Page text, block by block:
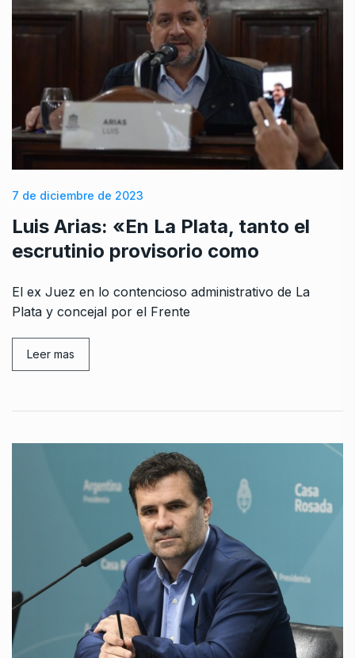
7 de diciembre de 2023
Luis Arias: «En La Plata, tanto el
escrutinio provisorio como
El ex Juez en lo contencioso administrativo de La
Plata y concejal por el Frente
Leer mas